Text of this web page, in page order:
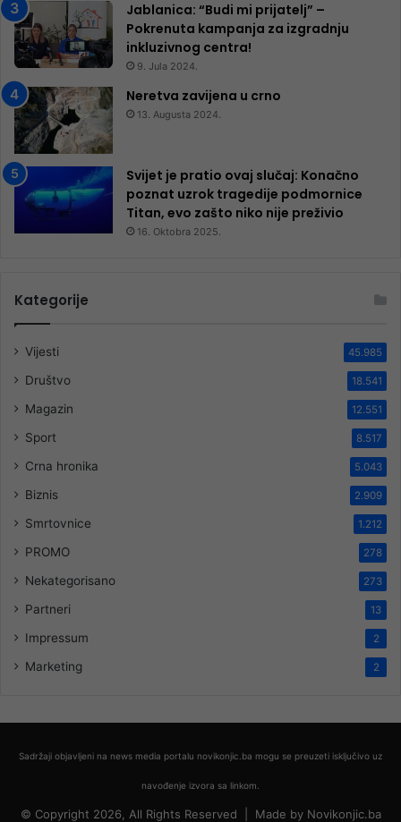
Jablanica: “Budi mi prijatelj” –
Pokrenuta kampanja za izgradnju
inkluzivnog centra!
9. Jula 2024.
Neretva zavijena u crno
13. Augusta 2024.
Svijet je pratio ovaj slučaj: Konačno
poznat uzrok tragedije podmornice
Titan, evo zašto niko nije preživio
16. Oktobra 2025.
Kategorije
Vijesti 45.985
Društvo 18.541
Magazin 12.551
Sport 8.517
Crna hronika 5.043
Biznis 2.909
Smrtovnice 1.212
PROMO 278
Nekategorisano 273
Partneri 13
Impressum 2
Marketing 2
Sadržaji objavljeni na news media portalu novikonjic.ba mogu se preuzeti isključivo uz
navođenje izvora sa linkom.
© Copyright 2026, All Rights Reserved | Made by Novikonjic.ba